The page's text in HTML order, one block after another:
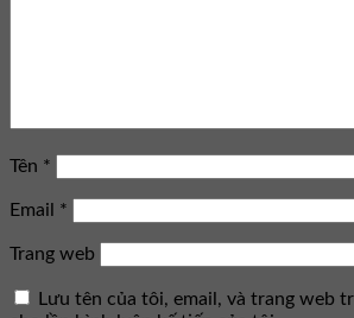
Tên *
Email *
Trang web
Lưu tên của tôi, email, và trang web